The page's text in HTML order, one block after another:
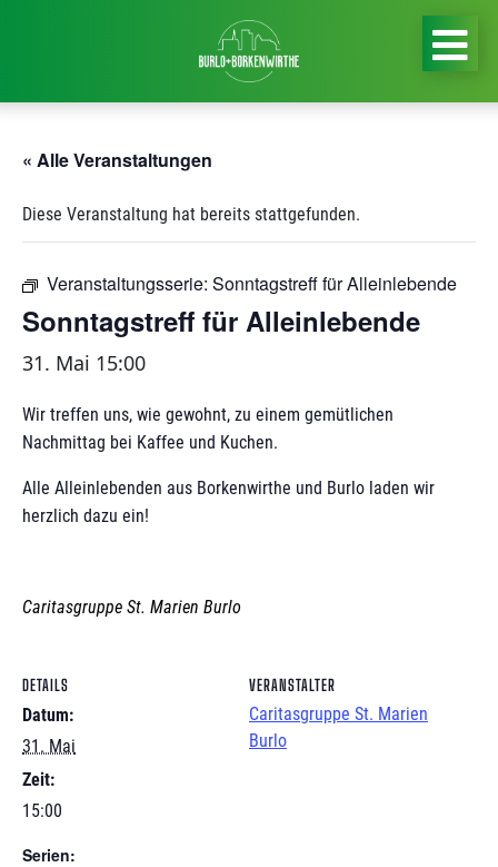
« Alle Veranstaltungen
Diese Veranstaltung hat bereits stattgefunden.
Veranstaltungsserie: Sonntagstreff für Alleinlebende
Sonntagstreff für Alleinlebende
31. Mai 15:00
Wir treffen uns, wie gewohnt, zu einem gemütlichen
Nachmittag bei Kaffee und Kuchen.
Alle Alleinlebenden aus Borkenwirthe und Burlo laden wir
herzlich dazu ein!
Caritasgruppe St. Marien Burlo
DETAILS
Datum:
31. Mai
Zeit:
15:00
Serien:
VERANSTALTER
Caritasgruppe St. Marien
Burlo